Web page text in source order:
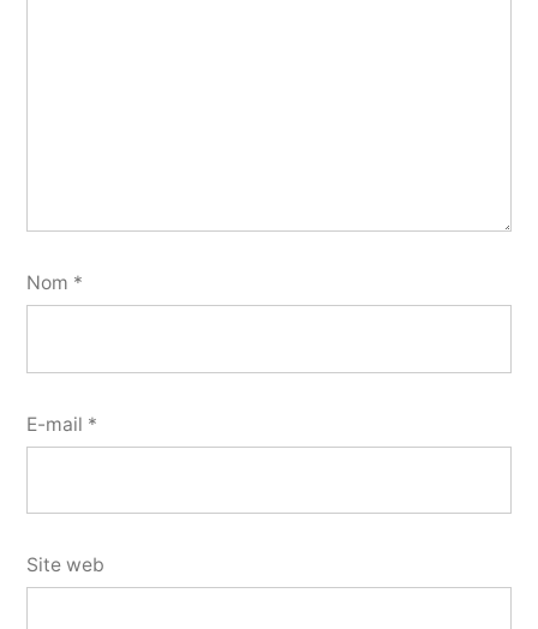
Nom *
E-mail *
Site web